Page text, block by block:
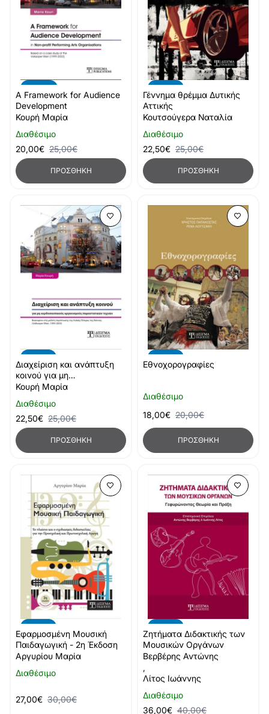
Διαθέσιμο
A Framework for Audience
Development
Κουρή Μαρία
20,00€ 25,00€
ΠΡΟΣΘΉΚΗ
Διαθέσιμο
Γέννημα θρέμμα Δυτικής
Αττικής
Κουτσούγερα Ναταλία
22,50€ 25,00€
ΠΡΟΣΘΉΚΗ
Διαθέσιμο
Διαχείριση και ανάπτυξη
κοινού για μη
κερδοσκοπικούς
παραστατικών τεχνών
Κουρή Μαρία
22,50€ 25,00€
ΠΡΟΣΘΉΚΗ
Διαθέσιμο
Εθνοχορογραφίες
18,00€ 20,00€
ΠΡΟΣΘΉΚΗ
Διαθέσιμο
Εφαρμοσμένη Μουσική
Παιδαγωγική - 2η Έκδοση
Αργυρίου Μαρία
27,00€ 30,00€ Διαθέσιμο
Ζητήματα Διδακτικής των
Μουσικών Οργάνων
Βερβέρης Αντώνης
,
Λίτος Ιωάννης
36,00€ 40,00€